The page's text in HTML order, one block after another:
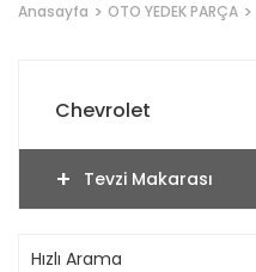
Anasayfa OTO YEDEK PARÇA
Chevrolet
Tevzi Makarası
Hızlı Arama